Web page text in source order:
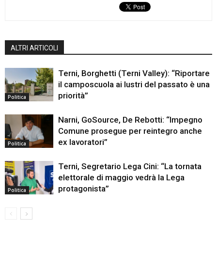
ALTRI ARTICOLI
Politica
Terni, Borghetti (Terni Valley): “Riportare
il camposcuola ai lustri del passato è una
priorità”
Politica
Narni, GoSource, De Rebotti: “Impegno
Comune prosegue per reintegro anche
ex lavoratori”
Politica
Terni, Segretario Lega Cini: “La tornata
elettorale di maggio vedrà la Lega
protagonista”